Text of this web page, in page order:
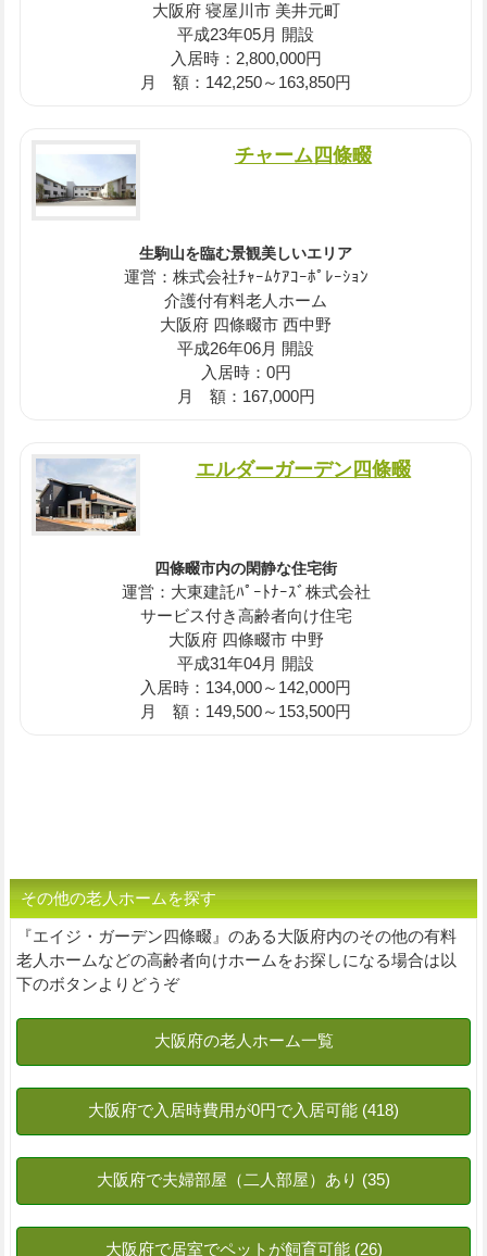
大阪府 寝屋川市 美井元町
平成23年05月 開設
入居時：2,800,000円
月 額：142,250～163,850円
チャーム四條畷
生駒山を臨む景観美しいエリア
運営：株式会社ﾁｬｰﾑｹｱｺｰﾎﾟﾚｰｼｮﾝ
介護付有料老人ホーム
大阪府 四條畷市 西中野
平成26年06月 開設
入居時：0円
月 額：167,000円
エルダーガーデン四條畷
四條畷市内の閑静な住宅街
運営：大東建託ﾊﾟｰﾄﾅｰｽﾞ株式会社
サービス付き高齢者向け住宅
大阪府 四條畷市 中野
平成31年04月 開設
入居時：134,000～142,000円
月 額：149,500～153,500円
その他の老人ホームを探す
『エイジ・ガーデン四條畷』のある大阪府内のその他の有料
老人ホームなどの高齢者向けホームをお探しになる場合は以
下のボタンよりどうぞ